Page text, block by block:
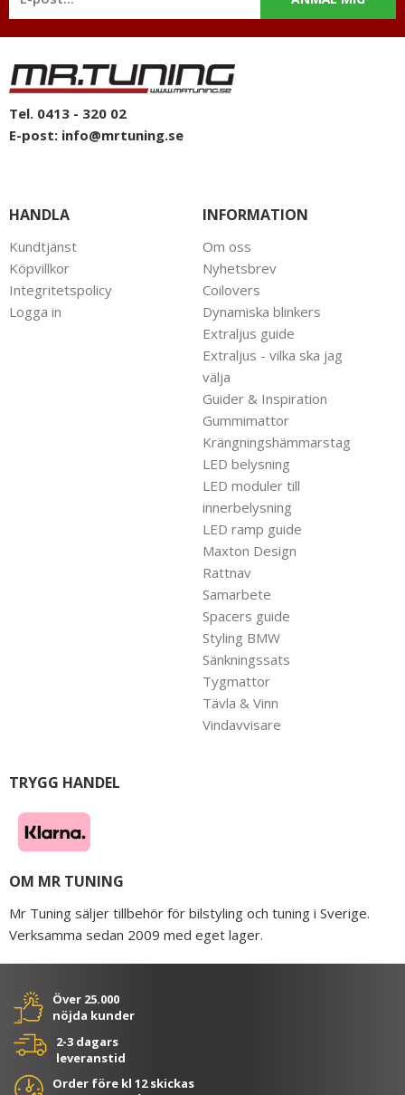
Tel. 0413 - 320 02
E-post: info@mrtuning.se
HANDLA
Kundtjänst
Köpvillkor
Integritetspolicy
Logga in
INFORMATION
Om oss
Nyhetsbrev
Coilovers
Dynamiska blinkers
Extraljus guide
Extraljus - vilka ska jag
välja
Guider & Inspiration
Gummimattor
Krängningshämmarstag
LED belysning
LED moduler till
innerbelysning
LED ramp guide
Maxton Design
Rattnav
Samarbete
Spacers guide
Styling BMW
Sänkningssats
Tygmattor
Tävla & Vinn
Vindavvisare
TRYGG HANDEL
OM MR TUNING
Mr Tuning säljer tillbehör för bilstyling och tuning i Sverige.
Verksamma sedan 2009 med eget lager.
Över 25.000
nöjda kunder
2-3 dagars
leveranstid
Order före kl 12 skickas